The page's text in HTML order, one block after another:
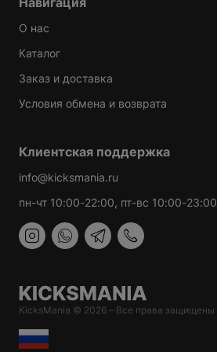
О нас
Каталог
Заказ и доставка
Условия обмена и возврата
Клиентская поддержка
info@kicksmania.ru
пн-чт 10:00-22:00, пт-вс 10:00-23:00
KicksMania © 2026 – Все права защищены